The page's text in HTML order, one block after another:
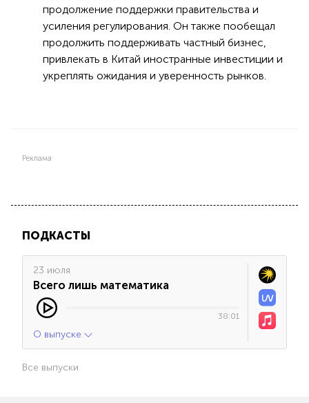
продолжение поддержки правительства и
усиления регулирования. Он также пообещал
продолжить поддерживать частный бизнес,
привлекать в Китай иностранные инвестиции и
укреплять ожидания и уверенность рынков.
Реклама
ПОДКАСТЫ
23 июля
Всего лишь математика
38:01
О выпуске
Все выпуски